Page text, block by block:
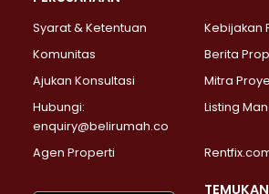
Properti Dijual di Lebak Bulus >
Properti Dijual di Gandaria Selatan >
Properti Dijual di Pondok Labu >
Properti Dijual di Lenteng Agung >
Properti Dijual di Senayan >
Properti Dijual di Pondok Pinang >
Properti Dijual di Kebayoran Lama >
Syarat & Ketentuan
Kebijakan
Komunitas
Berita
Ajukan Konsultasi
Mitra
Hubungi:
enquiry@belirumah.co
Listing
Agen Properti
TEMUKAN